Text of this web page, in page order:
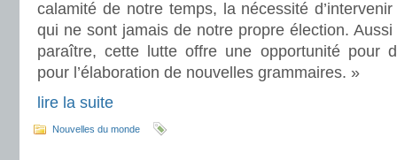
calamité de notre temps, la nécessité
qui ne sont jamais de notre propre élection.
paraître, cette lutte offre une opportunité pour
pour l’élaboration de nouvelles grammaires. »
lire la suite
Nouvelles du monde